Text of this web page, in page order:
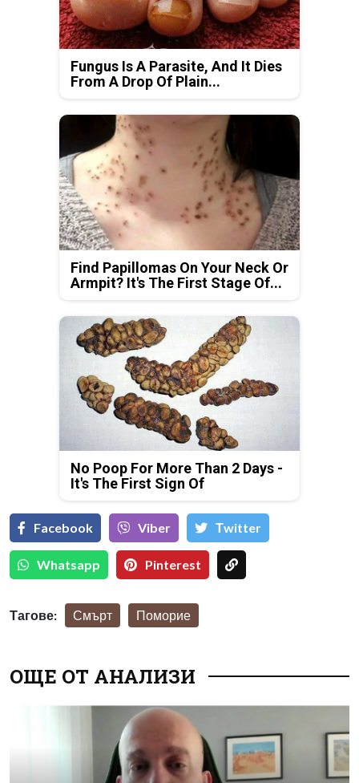
Fungus Is A Parasite, And It Dies
From A Drop Of Plain...
Find Papillomas On Your Neck Or
Armpit? It's The First Stage Of...
No Poop For More Than 2 Days -
It's The First Sign Of
Facebook Viber Тwitter
Whatsapp Pinterest
Тагове: Смърт Поморие
ОЩЕ ОТ АНАЛИЗИ